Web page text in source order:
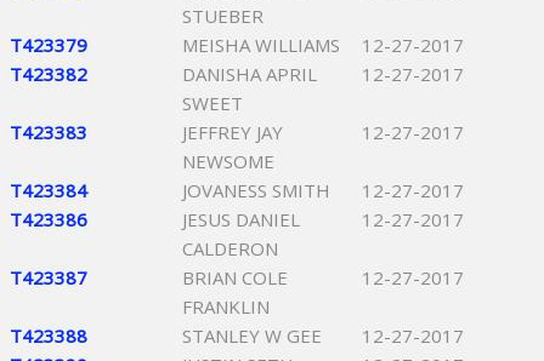
STUEBER
T423379 MEISHA WILLIAMS
12-27-2017
T423382
DANISHA APRIL
SWEET
12-27-2017
T423383
JEFFREY JAY
NEWSOME
12-27-2017
T423384 JOVANESS SMITH
12-27-2017
T423386
JESUS DANIEL
CALDERON
12-27-2017
T423387
BRIAN COLE
FRANKLIN
12-27-2017
T423388 STANLEY W GEE
12-27-2017